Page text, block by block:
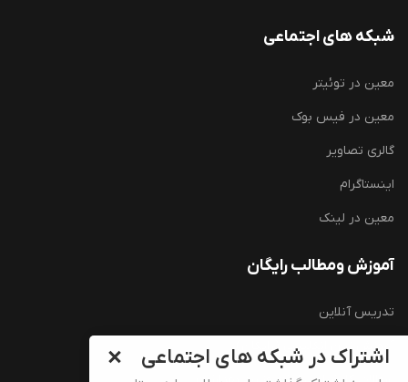
شبکه های اجتماعی
معین در توئیتر
معین در فیس بوک
گالری تصاویر
اینستاگرام
معین در لینک
آموزش ومطالب رایگان
تدریس آنلاین
آموزش زبان انگلیسی (رایگان)
اشتراک در شبکه های اجتماعی